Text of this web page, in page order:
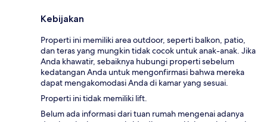
Kebijakan
Properti ini memiliki area outdoor, seperti balkon, patio,
dan teras yang mungkin tidak cocok untuk anak-anak. Jika
Anda khawatir, sebaiknya hubungi properti sebelum
kedatangan Anda untuk mengonfirmasi bahwa mereka
dapat mengakomodasi Anda di kamar yang sesuai.
Properti ini tidak memiliki lift.
Belum ada informasi dari tuan rumah mengenai adanya